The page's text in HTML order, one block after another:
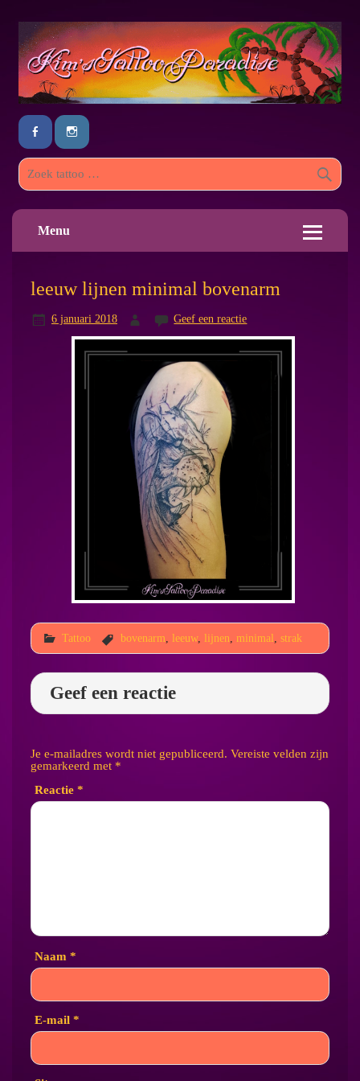
Menu
leeuw lijnen minimal bovenarm
6 januari 2018 Geef een reactie
Tattoo bovenarm leeuw, lijnen minimal strak
Geef een reactie
Je e-mailadres wordt niet gepubliceerd. Vereiste velden zijn
gemarkeerd met *
Reactie *
Naam *
E-mail *